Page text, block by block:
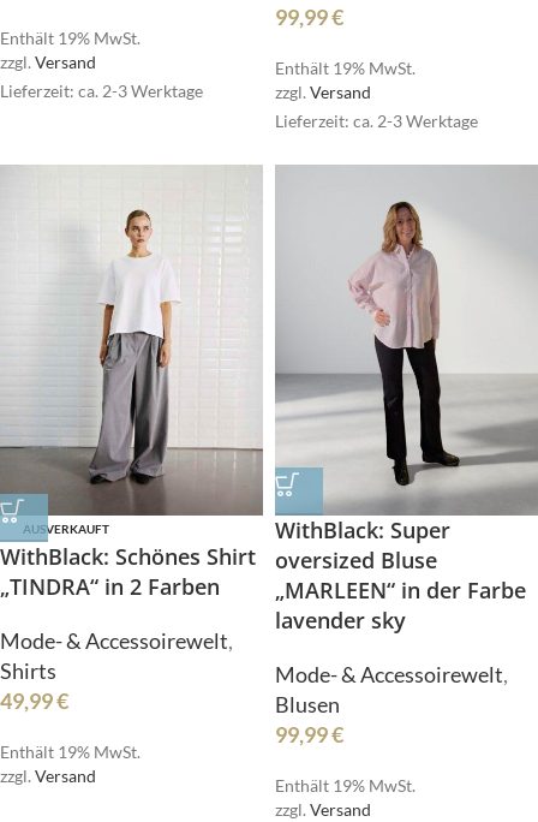
Enthält 19% MwSt.
zzgl.Versand
Lieferzeit: ca. 2-3 Werktage
99,99€
Enthält 19% MwSt.
zzgl.Versand
Lieferzeit: ca. 2-3 Werktage
AUSVERKAUFT
WithBlack: Schönes Shirt
„TINDRA“ in 2 Farben
Mode- & Accessoirewelt,
Shirts
49,99€
Enthält 19% MwSt.
zzgl. Versand
WithBlack: Super
oversized Bluse
„MARLEEN“ in der Farbe
lavender sky
Mode- & Accessoirewelt,
Blusen
99,99€
Enthält 19% MwSt.
zzgl. Versand